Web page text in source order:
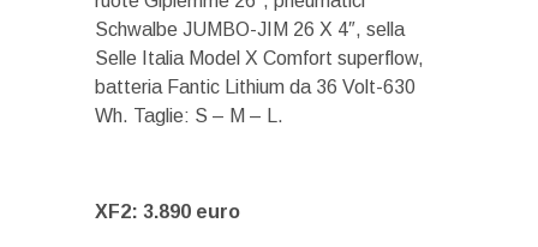
Schwalbe JUMBO-JIM 26 X 4″, sella
Selle Italia Model X Comfort superflow,
batteria Fantic Lithium da 36 Volt-630
Wh. Taglie: S – M – L.
XF2: 3.890 euro